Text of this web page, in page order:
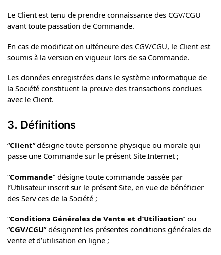
Le Client est tenu de prendre connaissance des CGV/CGU
avant toute passation de Commande.
En cas de modification ultérieure des CGV/CGU, le Client est
soumis à la version en vigueur lors de sa Commande.
Les données enregistrées dans le système informatique de
la Société constituent la preuve des transactions conclues
avec le Client.
3. Définitions
“Client” désigne toute personne physique ou morale qui
passe une Commande sur le présent Site Internet ;
“Commande” désigne toute commande passée par
l’Utilisateur inscrit sur le présent Site, en vue de bénéficier
des Services de la Société ;
“Conditions Générales de Vente et d’Utilisation” ou
“CGV/CGU” désignent les présentes conditions générales de
vente et d’utilisation en ligne ;